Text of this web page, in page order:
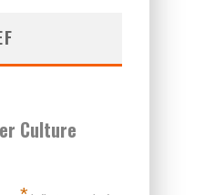
Culture